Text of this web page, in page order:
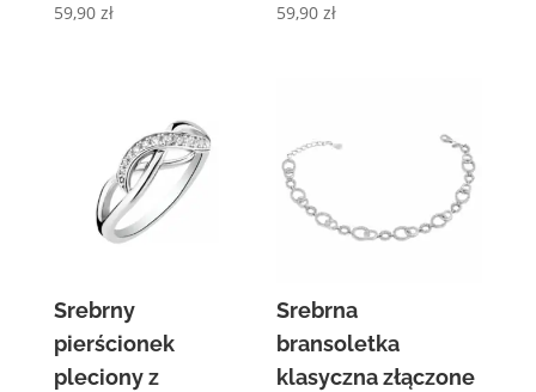
59,90 zł 59,90zł
Srebrny
pierścionek
pleciony z
Srebrna
bransoletka
klasyczna złączone